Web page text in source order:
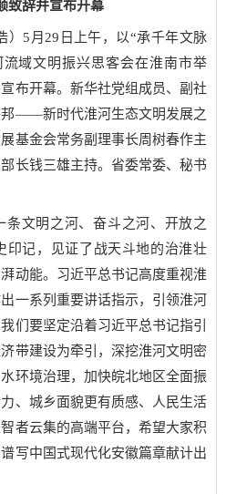
致辞并宣布开幕
）5月29日上午，以“承千年文脉
域文明振兴思客会在淮南市举
布开幕。新华社党组成员、副社
——新时代淮河生态文明发展之
基金会常务副理事长周树春作主
长钱三雄主持。省委常委、秘书
条文明之河、奋斗之河、开放之
印记，见证了战天斗地的治淮壮
动能。习近平总书记高度重视淮
一系列重要讲话指示，引领淮河
们要坚定沿着习近平总书记指引
带建设为牵引，深挖淮河文明密
环境治理，加快皖北地区全面振
、城乡面貌更有质感、人民生活
者云集的高端平台，希望大家积
写中国式现代化安徽篇章献计出